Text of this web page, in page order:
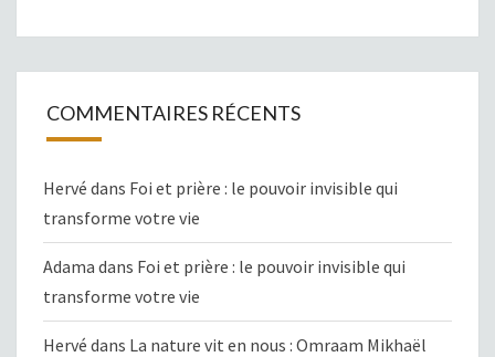
COMMENTAIRES RÉCENTS
Hervé dans Foi et prière : le pouvoir invisible qui
transforme votre vie
Adama dans Foi et prière : le pouvoir invisible qui
transforme votre vie
Hervé dans La nature vit en nous : Omraam Mikhaël